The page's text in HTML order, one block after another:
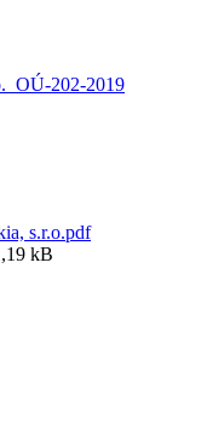
202-2019
s.r.o.pdf
kB